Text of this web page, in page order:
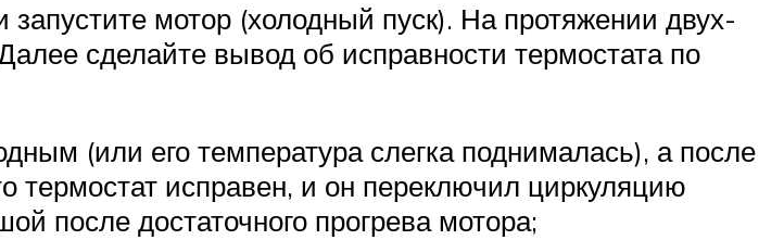
мотор (холодный пуск). На протяжении двух-
сделайте вывод об исправности термостата по
(или его температура слегка поднималась), а после
термостат исправен, и он переключил циркуляцию
после достаточного прогрева мотора;